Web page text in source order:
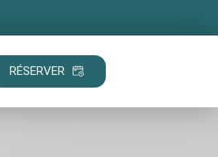
RÉSERVER